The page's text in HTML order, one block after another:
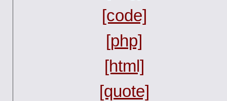
[code]
[php]
[html]
[quote]